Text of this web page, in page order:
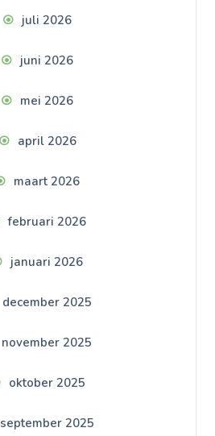
juli 2026
juni 2026
mei 2026
april 2026
maart 2026
februari 2026
januari 2026
december 2025
november 2025
oktober 2025
september 2025